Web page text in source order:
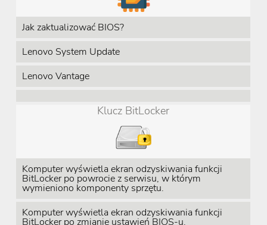
Jak zaktualizować BIOS?
Lenovo System Update
Lenovo Vantage
Klucz BitLocker
Komputer wyświetla ekran odzyskiwania funkcji
BitLocker po powrocie z serwisu, w którym
wymieniono komponenty sprzętu.
Komputer wyświetla ekran odzyskiwania funkcji
BitLocker po zmianie ustawień BIOS-u.